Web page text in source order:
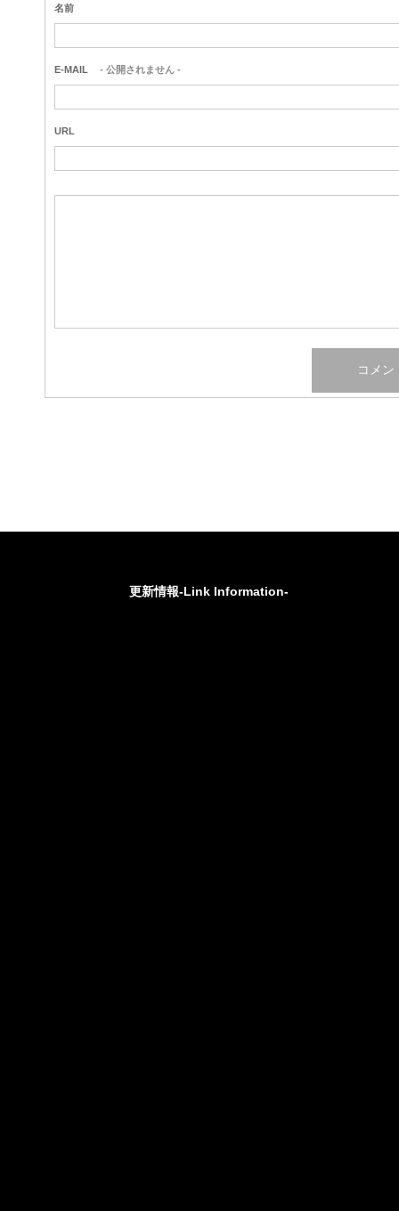
名前
E-MAIL - 公開されません -
URL
更新情報-Link Information-